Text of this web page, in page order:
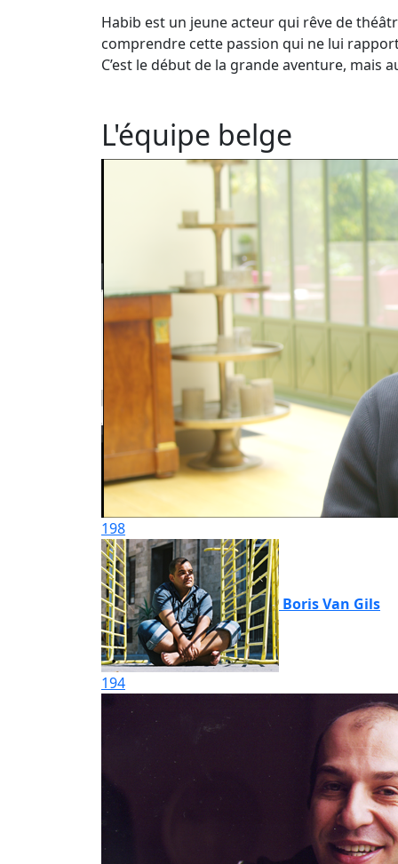
Habib est un jeune acteur qui rêve de
comprendre cette passion qui ne lui
C’est le début de la grande aventure, mais
L'équipe belge
198
Boris Van Gils
194